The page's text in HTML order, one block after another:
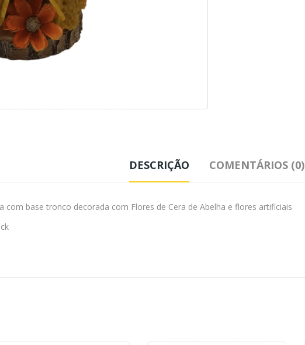
DESCRIÇÃO COMENTÁRIOS (0)
com base tronco decorada com Flores de Cera de Abelha e flores artificiais